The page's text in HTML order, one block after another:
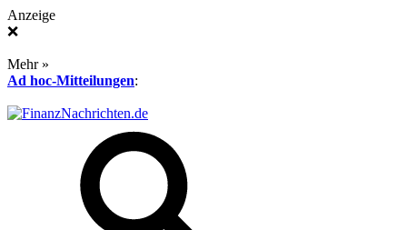
Anzeige
❌
Mehr »
Ad hoc-Mitteilungen: